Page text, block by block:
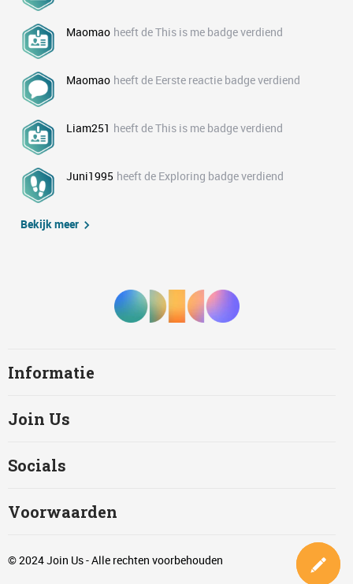
Maomao heeft de This is me badge verdiend
Maomao heeft de Eerste reactie badge verdiend
Liam251 heeft de This is me badge verdiend
Juni1995 heeft de Exploring badge verdiend
Bekijk meer
Informatie
Join Us
Socials
Voorwaarden
© 2024 Join Us - Alle rechten voorbehouden